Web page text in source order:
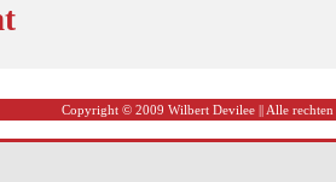
Copyright © 2009 Wilbert Devilee || Alle